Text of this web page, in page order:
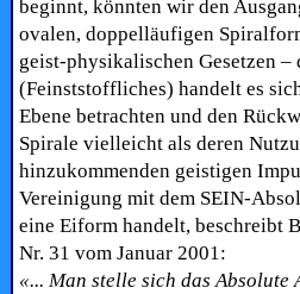
beginnt, könnten wir den
ovalen, doppelläufigen
geist-physikalischen Gesetzen –
(Feinststoffliches) handelt es
Ebene betrachten und den
Spirale vielleicht als deren
hinzukommenden geistigen
Vereinigung mit dem SEIN-
eine Eiform handelt, beschreibt
Nr. 31 vom Januar 2001:
«... Man stelle sich das Absolute